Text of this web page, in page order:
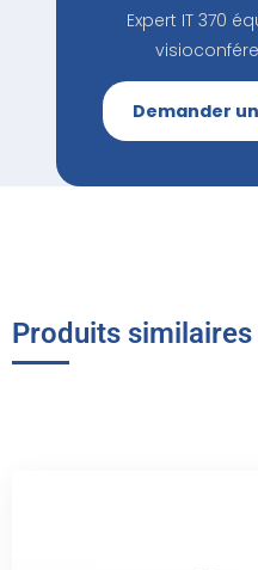
Expert IT 370
Demander
Produits similaires